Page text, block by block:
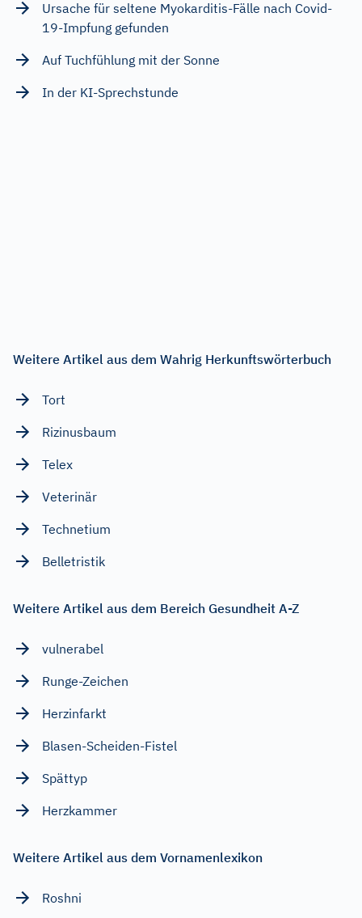
Ursache für seltene Myokarditis-Fälle nach Covid-
19-Impfung gefunden
Auf Tuchfühlung mit der Sonne
In der KI-Sprechstunde
Weitere Artikel aus dem Wahrig Herkunftswörterbuch
Tort
Rizinusbaum
Telex
Veterinär
Technetium
Belletristik
Weitere Artikel aus dem Bereich Gesundheit A-Z
vulnerabel
Runge-Zeichen
Herzinfarkt
Blasen-Scheiden-Fistel
Spättyp
Herzkammer
Weitere Artikel aus dem Vornamenlexikon
Roshni